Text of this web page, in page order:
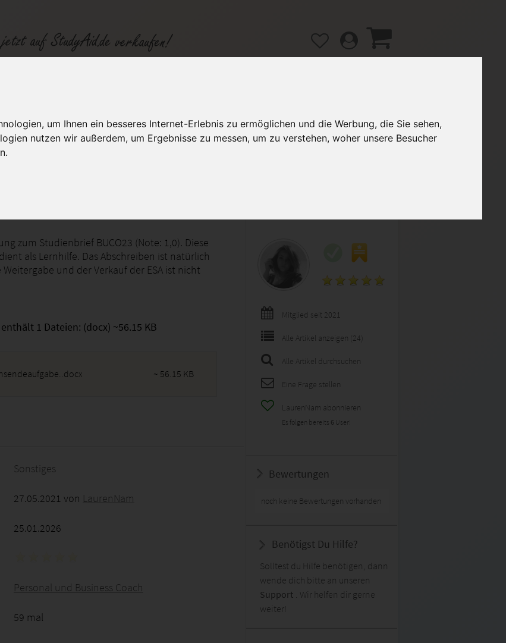
um Ihnen ein besseres Internet-Erlebnis zu ermöglichen und die Werbung, die Sie sehen,
nutzen wir außerdem, um Ergebnisse zu messen, um zu verstehen, woher unsere Besucher
Kategorien Studiengänge / Lehrgänge Hilfe / FAQ
zum Studienbrief BUCO23 (Note: 1,0). Diese
als Lernhilfe. Das Abschreiben ist natürlich
und der Verkauf der ESA ist nicht
1 Dateien: (docx) ~56.15 KB
~ 56.15 KB
Sonstiges
27.05.2021 von LaurenNam
25.01.2026
Personal und Business Coach
59 mal
Mitglied seit 2021
Alle Artikel anzeigen (24)
Alle Artikel durchsuchen
Eine Frage stellen
LaurenNam abonnieren
Es folgen bereits 6 User!
Bewertungen
noch keine Bewertungen vorhanden
Benötigst Du Hilfe?
Solltest du Hilfe benötigen, dann
wende dich bitte an unseren
Support . Wir helfen dir gerne
weiter!